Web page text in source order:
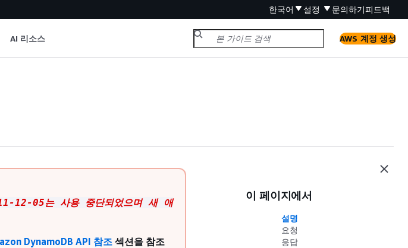
한국어 설정 문의하기피드백
AI 리소스 AWS 계정 생성
12-05는 사용 중단되었으며 새 애
DynamoDB API 참조 섹션을 참조
이 페이지에서
설명
요청
응답